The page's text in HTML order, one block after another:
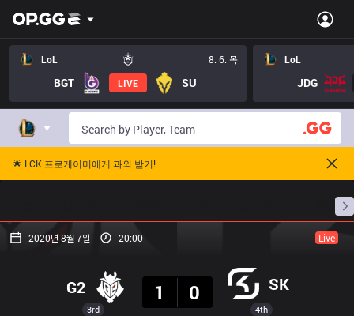
LoL 8. 6. 목
BGT LIVE SU
LoL
JDG
🌟 LCK 프로게이머에게 과외 받기!
프로빌
2020년 8월 7일 20:00 Live
3rd
G2
1
0 SK
4th